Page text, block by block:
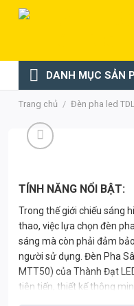
Chuyển
dung
DANH MỤC SẢN
Trang chủ / Đèn pha led
TÍNH NĂNG NỔI BẬT:
Trong thế giới chiếu sáng
thao, việc lựa chọn đèn
sáng mà còn phải đảm
người sử dụng. Đèn Pha
MTT50) của Thành Đạt
tiên tiến, thiết kế thông